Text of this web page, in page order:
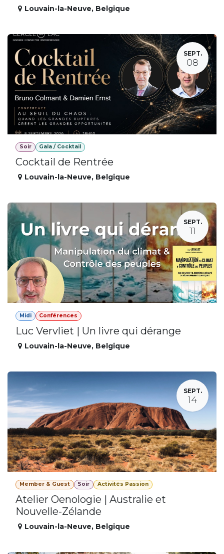
Louvain-la-Neuve, Belgique
SEPT.
08
Soir Gala / Cocktail
Cocktail de Rentrée
Louvain-la-Neuve, Belgique
SEPT.
11
Midi Conférences
Luc Vervliet | Un livre qui dérange
Louvain-la-Neuve, Belgique
SEPT.
14
Member & Guest Soir Activités Passion
Atelier Oenologie | Australie et
Nouvelle-Zélande
Louvain-la-Neuve, Belgique